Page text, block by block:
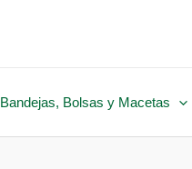
Bandejas, Bolsas y Macetas